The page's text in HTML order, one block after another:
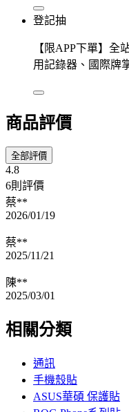
登記抽
【限APP下單】全
用記錄器、國際牌
商品評價
全部評價
4.8
6則評價
蔡**
2026/01/19
蔡**
2025/11/21
陳**
2025/03/01
相關分類
通訊
手機殼貼
ASUS華碩 保護貼